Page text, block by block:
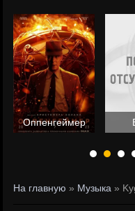
Оппенгеймер
На главную » Музыка »